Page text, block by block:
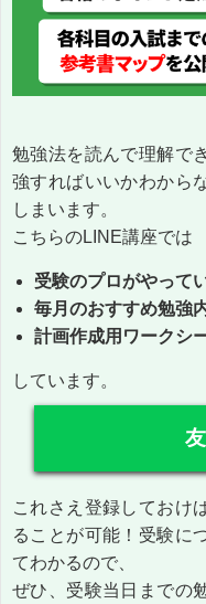
勉強法を読んで理解で
強すればいいかわから
しまいます。
こちらのLINE講座では
受験のプロがやって
毎月のおすすめ勉強
計画作成用ワークシ
しています。
これさえ登録しておけ
ることが可能！受験に
てわかるので、
ぜひ、受験当日までの